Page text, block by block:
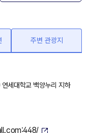
주변 관광지
세대학교 백양누리 지하